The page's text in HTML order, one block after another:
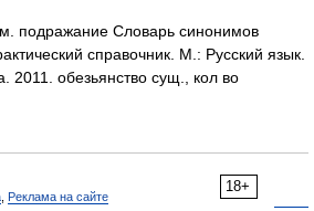
подражание Словарь синонимов
справочник. М.: Русский язык.
2011. обезьянство сущ., кол во
18+
Реклама на сайте